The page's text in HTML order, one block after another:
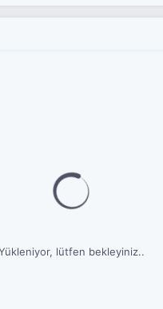
lütfen bekleyiniz..